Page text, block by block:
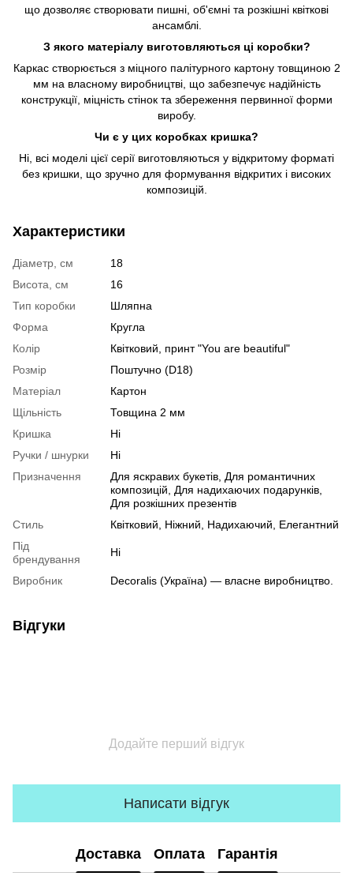
що дозволяє створювати пишні, об'ємні та розкішні квіткові
ансамблі.
З якого матеріалу виготовляються ці коробки?
Каркас створюється з міцного палітурного картону товщиною 2
мм на власному виробництві, що забезпечує надійність
конструкції, міцність стінок та збереження первинної форми
виробу.
Чи є у цих коробках кришка?
Ні, всі моделі цієї серії виготовляються у відкритому форматі
без кришки, що зручно для формування відкритих і високих
композицій.
Характеристики
Діаметр, см
18
Висота, см
16
Тип коробки
Шляпна
Форма
Кругла
Колір
Квітковий, принт "You are beautiful"
Розмір
Поштучно (D18)
Матеріал
Картон
Щільність
Товщина 2 мм
Кришка
Ні
Ручки / шнурки
Ні
Призначення
Для яскравих букетів, Для романтичних
композицій, Для надихаючих подарунків,
Для розкішних презентів
Стиль
Квітковий, Ніжний, Надихаючий, Елегантний
Під
брендування
Ні
Виробник Decoralis (Україна) — власне виробництво.
Відгуки
Додайте перший відгук
Написати відгук
Доставка Оплата Гарантія